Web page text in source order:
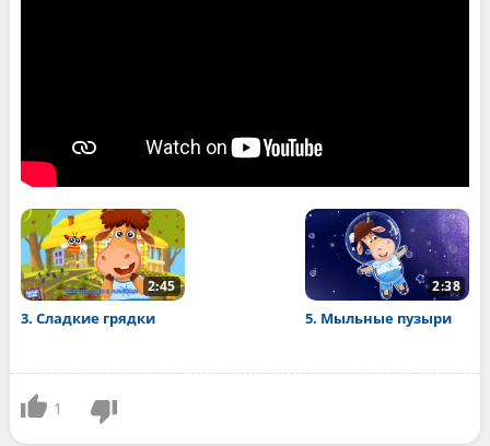
2:45
3. Сладкие грядки
2:38
5. Мыльные пузыри
1